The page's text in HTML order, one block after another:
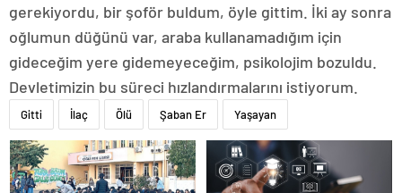
gerekiyordu, bir şoför buldum, öyle gittim. İki ay sonra
oğlumun düğünü var, araba kullanamadığım için
gideceğim yere gidemeyeceğim, psikolojim bozuldu.
Devletimizin bu süreci hızlandırmalarını istiyorum.
Gitti İlaç Ölü Şaban Er Yaşayan